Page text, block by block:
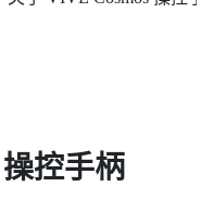
操控手柄